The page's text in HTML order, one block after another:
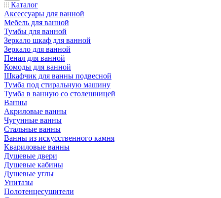
Каталог
Аксессуары для ванной
Мебель для ванной
Тумбы для ванной
Зеркало шкаф для ванной
Зеркало для ванной
Пенал для ванной
Комоды для ванной
Шкафчик для ванны подвесной
Тумба под стиральную машину
Тумба в ванную со столешницей
Ванны
Акриловые ванны
Чугунные ванны
Стальные ванны
Ванны из искусственного камня
Квариловые ванны
Душевые двери
Душевые кабины
Душевые углы
Унитазы
Полотенцесушители